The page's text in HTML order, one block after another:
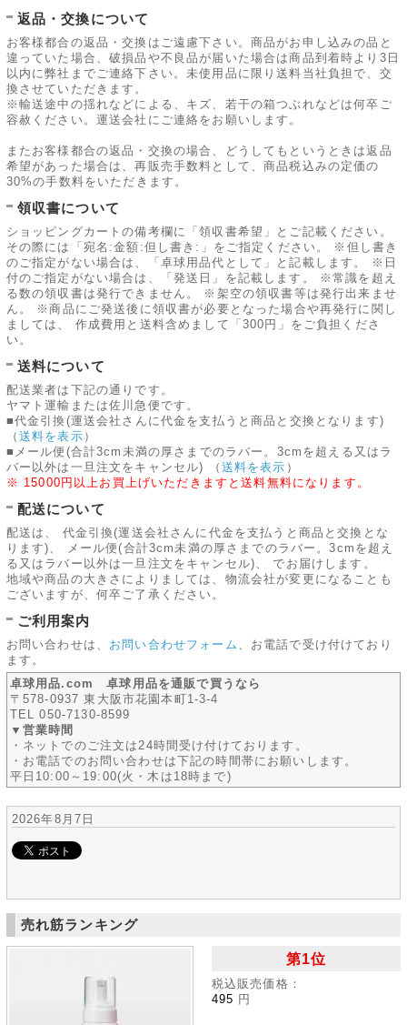
返品・交換について
お客様都合の返品・交換はご遠慮下さい。商品がお申し込みの品と
違っていた場合、破損品や不良品が届いた場合は商品到着時より3日
以内に弊社までご連絡下さい。未使用品に限り送料当社負担で、交
換させていただきます。
※輸送途中の揺れなどによる、キズ、若干の箱つぶれなどは何卒ご
容赦ください。運送会社にご連絡をお願いします。
またお客様都合の返品・交換の場合、どうしてもというときは返品
希望があった場合は、再販売手数料として、商品税込みの定価の
30%の手数料をいただきます。
領収書について
ショッピングカートの備考欄に「領収書希望」とご記載ください。
その際には「宛名:金額:但し書き:」をご指定ください。 ※但し書き
のご指定がない場合は、「卓球用品代として」と記載します。 ※日
付のご指定がない場合は、「発送日」を記載します。 ※常識を超え
る数の領収書は発行できません。 ※架空の領収書等は発行出来ませ
ん。 ※商品にご発送後に領収書が必要となった場合や再発行に関し
ましては、 作成費用と送料含めまして「300円」をご負担くださ
い。
送料について
配送業者は下記の通りです。
ヤマト運輸または佐川急便です。
■代金引換(運送会社さんに代金を支払うと商品と交換となります)
（ 送料を表示 ）
■メール便(合計3cm未満の厚さまでのラバー。3cmを超える又はラ
バー以外は一旦注文をキャンセル)
（ 送料を表示 ）
※ 15000円以上お買上げいただきますと送料無料になります。
配送について
配送は、 代金引換(運送会社さんに代金を支払うと商品と交換とな
ります)、 メール便(合計3cm未満の厚さまでのラバー。3cmを超え
る又はラバー以外は一旦注文をキャンセル)、 でお届けします。
地域や商品の大きさによりましては、物流会社が変更になることも
ございますが、何卒ご了承ください。
ご利用案内
お問い合わせは、 お問い合わせフォーム
、お電話で受け付けており
ます。
卓球用品.com 卓球用品を通販で買うなら
〒578-0937 東大阪市花園本町1-3-4
TEL 050-7130-8599
▼営業時間
・ネットでのご注文は24時間受け付けております。
・お電話でのお問い合わせは下記の時間帯にお願いします。
平日10:00～19:00(火・木は18時まで)
2026年8月7日
売れ筋ランキング
第1位
税込販売価格：
495 円